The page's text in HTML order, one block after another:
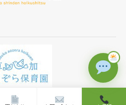
保育園 All rights reserved.